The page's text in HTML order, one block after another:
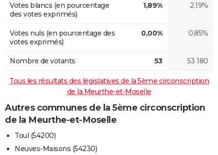
Votes blancs (en pourcentage
des votes exprimés)
1,89% 2,19%
Votes nuls (en pourcentage des
votes exprimés)
0,00% 0,85%
Nombre de votants 53 53 180
Tous les résultats des législatives de la 5ème circonscription
de la Meurthe-et-Moselle
Autres communes de la 5ème circonscription
de la Meurthe-et-Moselle
Toul (54200)
Neuves-Maisons (54230)